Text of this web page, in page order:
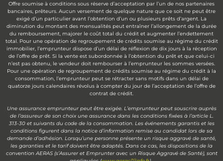
Offre soumise à conditions sous réserve d’acceptation par l’un de nos partenaires
bancaires, prêteurs. Aucun versement de quelque nature que ce soit ne peut être
exigé d’un particulier avant l’obtention d’un ou plusieurs prêts d’argent. La
diminution du montant des mensualités peut entraîner l’allongement de la durée
du remboursement, majorer le coût total du crédit et augmenter l’endettement
total. Pour une opération de regroupement de crédits soumise au régime du crédit
immobilier, l’emprunteur dispose d’un délai de réflexion de dix jours à la réception
de l’offre de prêt. Si la vente est subordonnée à l’obtention du prêt et que celui-ci
n’est pas obtenu, le vendeur doit rembourser à l’emprunteur les sommes versées.
Pour une opération de regroupement de crédits soumise au régime du crédit à la
consommation, l’emprunteur peut se rétracter sans motifs dans un délai de
quatorze jours calendaires révolus à compter du jour de l’acceptation de l’offre de
contrat de crédit.
Une assurance emprunteur peut être exigée. L’emprunteur peut souscrire auprès
de l’assureur de son choix une assurance dans les conditions fixées à l’article L.
313-30 et suivants du code de la consommation. Les événements garantis et les
conditions figurent dans la notice d’information remise au candidat lors de sa
demande d’adhésion. Lorsqu’une personne présente un risque aggravé de santé,
les garanties et le tarif doivent être adaptés. Dans ce cas, les dispositions de la
convention AERAS (s’Assurer et Emprunter avec un Risque Aggravé de Santé), sont